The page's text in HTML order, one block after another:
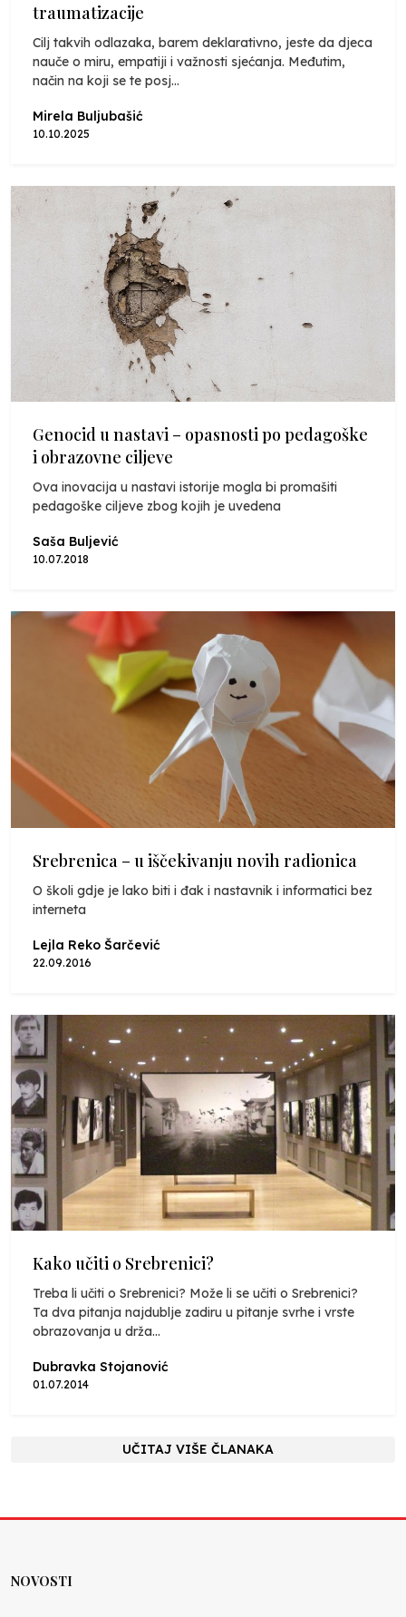
traumatizacije
Cilj takvih odlazaka, barem deklarativno, jeste da djeca
nauče o miru, empatiji i važnosti sjećanja. Međutim,
način na koji se te posj...
Mirela Buljubašić
10.10.2025
Genocid u nastavi – opasnosti po pedagoške
i obrazovne ciljeve
Ova inovacija u nastavi istorije mogla bi promašiti
pedagoške ciljeve zbog kojih je uvedena
Saša Buljević
10.07.2018
Srebrenica – u iščekivanju novih radionica
O školi gdje je lako biti i đak i nastavnik i informatici bez
interneta
Lejla Reko Šarčević
22.09.2016
Kako učiti o Srebrenici?
Treba li učiti o Srebrenici? Može li se učiti o Srebrenici?
Ta dva pitanja najdublje zadiru u pitanje svrhe i vrste
obrazovanja u drža...
Dubravka Stojanović
01.07.2014
UČITAJ VIŠE ČLANAKA
NOVOSTI